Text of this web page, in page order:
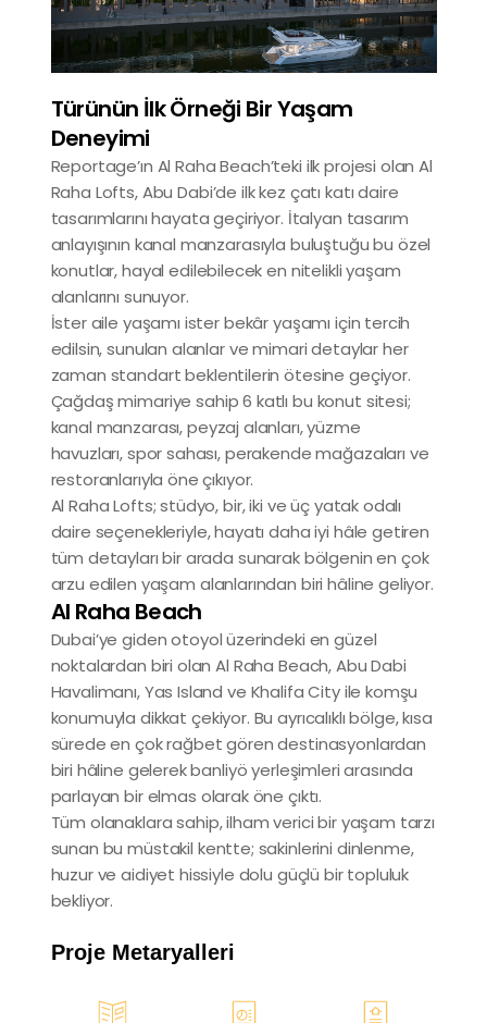
Türünün İlk Örneği Bir Yaşam
Deneyimi
Reportage’ın Al Raha Beach’teki ilk projesi olan Al
Raha Lofts, Abu Dabi’de ilk kez çatı katı daire
tasarımlarını hayata geçiriyor. İtalyan tasarım
anlayışının kanal manzarasıyla buluştuğu bu özel
konutlar, hayal edilebilecek en nitelikli yaşam
alanlarını sunuyor.
İster aile yaşamı ister bekâr yaşamı için tercih
edilsin, sunulan alanlar ve mimari detaylar her
zaman standart beklentilerin ötesine geçiyor.
Çağdaş mimariye sahip 6 katlı bu konut sitesi;
kanal manzarası, peyzaj alanları, yüzme
havuzları, spor sahası, perakende mağazaları ve
restoranlarıyla öne çıkıyor.
Al Raha Lofts; stüdyo, bir, iki ve üç yatak odalı
daire seçenekleriyle, hayatı daha iyi hâle getiren
tüm detayları bir arada sunarak bölgenin en çok
arzu edilen yaşam alanlarından biri hâline geliyor.
Al Raha Beach
Dubai’ye giden otoyol üzerindeki en güzel
noktalardan biri olan Al Raha Beach, Abu Dabi
Havalimanı, Yas Island ve Khalifa City ile komşu
konumuyla dikkat çekiyor. Bu ayrıcalıklı bölge, kısa
sürede en çok rağbet gören destinasyonlardan
biri hâline gelerek banliyö yerleşimleri arasında
parlayan bir elmas olarak öne çıktı.
Tüm olanaklara sahip, ilham verici bir yaşam tarzı
sunan bu müstakil kentte; sakinlerini dinlenme,
huzur ve aidiyet hissiyle dolu güçlü bir topluluk
bekliyor.
Proje Metaryalleri